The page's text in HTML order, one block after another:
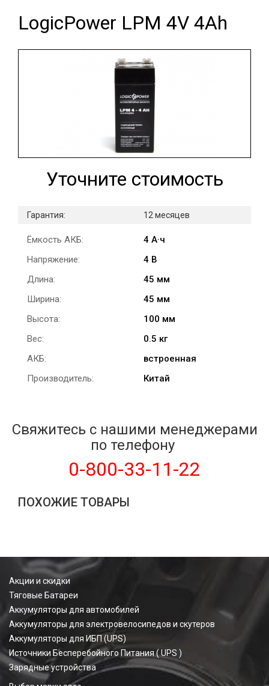
LogicPower LPM 4V 4Ah
Уточните стоимость
Гарантия: 12 месяцев
Ёмкость АКБ:
4 А·ч
Напряжение:
4 В
Длина:
45 мм
Ширина:
45 мм
Высота:
100 мм
Вес:
0.5 кг
АКБ:
встроенная
Производитель:
Китай
Свяжитесь с нашими менеджерами
по телефону
0-800-33-11-22
ПОХОЖИЕ ТОВАРЫ
Акции и скидки
Тяговые Батареи
Аккумуляторы для автомобилей
Аккумуляторы для электровелосипедов и скутеров
Аккумуляторы для ИБП (UPS)
Источники Бесперебойного Питания ( UPS )
Зарядные устройства